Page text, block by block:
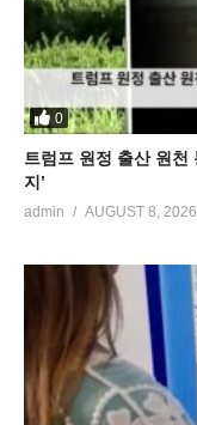
0
트럼프 원정 출산 원천
지’
admin AUGUST 8, 2026